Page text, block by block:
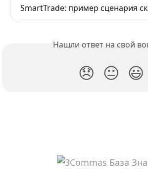
SmartTrade: пример сценария
Нашли ответ на свой
😞 😐 😃